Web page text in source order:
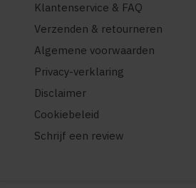
Klantenservice & FAQ
Verzenden & retourneren
Algemene voorwaarden
Privacy-verklaring
Disclaimer
Cookiebeleid
Schrijf een review